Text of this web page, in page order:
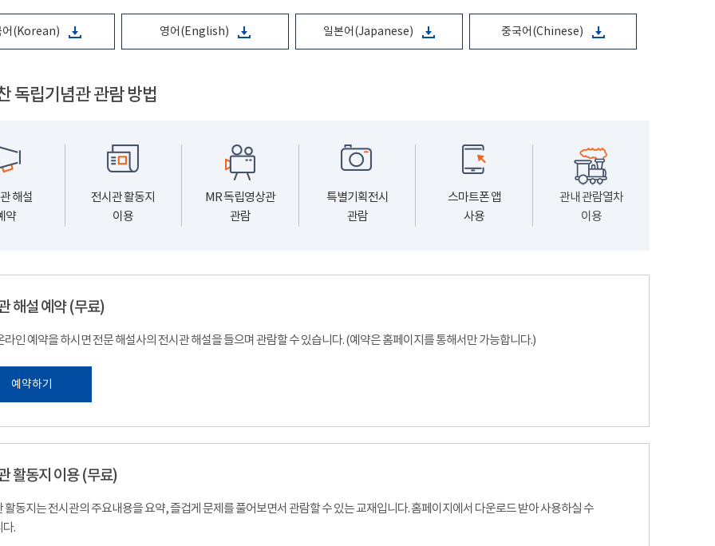
어(Korean) 영어(English) 일본어(Japanese) 중국어(Chinese)
독립기념관 관람 방법
해설
약
전시관 활동지
이용
MR 독립영상관
관람
특별기획전시
관람
스마트폰 앱
사용
관내 관람열차
이용
해설 예약 (무료)
라인 예약을 하시면 전문 해설사의 전시관 해설을 들으며 관람할 수 있습니다. (예약은 홈페이지를 통해서만 가능합니다.)
예약하기
활동지 이용 (무료)
활동지는 전시관의 주요내용을 요약, 즐겁게 문제를 풀어보면서 관람할 수 있는 교재입니다. 홈페이지에서 다운로드 받아 사용하실 수
다.